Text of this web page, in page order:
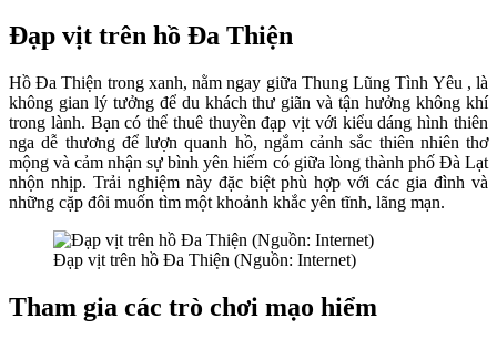
Đạp vịt trên hồ Đa Thiện
Hồ Đa Thiện trong xanh, nằm ngay giữa Thung Lũng Tình Yêu , là
không gian lý tưởng để du khách thư giãn và tận hưởng không khí
trong lành. Bạn có thể thuê thuyền đạp vịt với kiểu dáng hình thiên
nga dễ thương để lượn quanh hồ, ngắm cảnh sắc thiên nhiên thơ
mộng và cảm nhận sự bình yên hiếm có giữa lòng thành phố Đà Lạt
nhộn nhịp. Trải nghiệm này đặc biệt phù hợp với các gia đình và
những cặp đôi muốn tìm một khoảnh khắc yên tĩnh, lãng mạn.
Đạp vịt trên hồ Đa Thiện (Nguồn: Internet)
Tham gia các trò chơi mạo hiểm